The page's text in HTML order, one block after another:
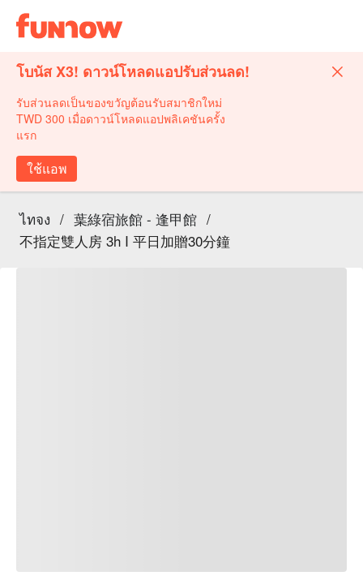
โบนัส X3! ดาวน์โหลดแอปรับส่วนลด!
รับส่วนลดเป็นของขวัญต้อนรับสมาชิกใหม่
TWD 300 เมื่อดาวน์โหลดแอปพลิเคชันครั้ง
แรก
ใช้แอพ
ไทจง / 葉綠宿旅館 - 逢甲館 /
不指定雙人房 3h I 平日加贈30分鐘